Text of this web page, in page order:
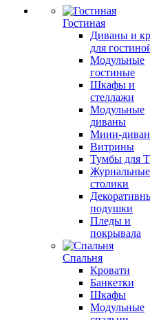
Гостиная
Диваны и
для
Модульные
гостиные
Шкафы и
стеллажи
Модульные
диваны
Мини-
Витрины
Тумбы для
Журнальные
столики
подушки
Пледы и
покрывала
Спальня
Кровати
Банкетки
Шкафы
Модульные